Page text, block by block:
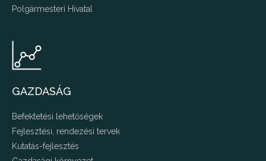
Polgármesteri Hivatal
GAZDASÁG
Befektetési lehetőségek
Fejlesztési, rendezési tervek
Kutatás-fejlesztés